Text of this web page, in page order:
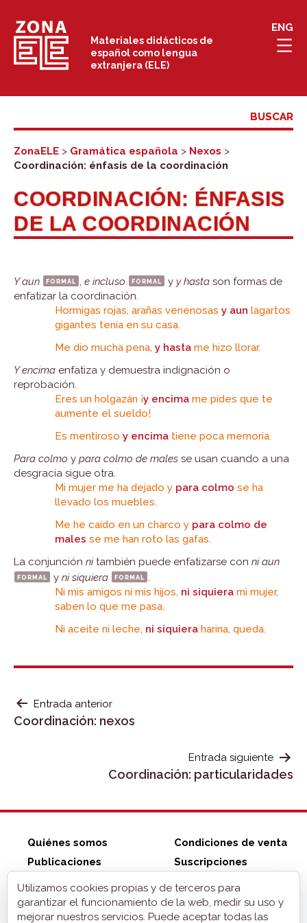
contenido
Materiales didácticos de
español como lengua
extranjera (ELE)
ENG
ZonaELE > Gramática española > Nexos >
Coordinación: énfasis de la coordinación
COORDINACIÓN: ÉNFASIS
DE LA COORDINACIÓN
Y aun formal , e incluso formal y y hasta son formas de
enfatizar la coordinación.
Hormigas rojas, arañas venenosas y aun lagartos
gigantes tenía en su casa.
Me dio mucha pena, y hasta me hizo llorar.
Y encima enfatiza y demuestra indignación o
reprobación.
Eres un holgazán ¡y encima me pides que te
aumente el sueldo!
Es mentiroso y encima tiene poca memoria.
Para colmo y para colmo de males se usan cuando a una
desgracia sigue otra.
Mi mujer me ha dejado y para colmo se ha
llevado los muebles.
Me he caído en un charco y para colmo de
males se me han roto las gafas.
La conjunción nitambién puede enfatizarse con ni aun
formal y ni siquiera formal .
Ni mis amigos ni mis hijos, ni siquiera mi mujer,
saben lo que me pasa.
Ni aceite ni leche, ni siquiera harina, queda.
NAVEGACIÓN
DE
Entrada anterior
Coordinación: nexos
Entrada siguiente
Coordinación: particularidades
Quiénes somos
Publicaciones
Tienda ZonaELE
Condiciones de venta
Suscripciones
Contacto
Aviso legal
Privacidad
Utilizamos cookies propias y de terceros para
garantizar el funcionamiento de la web, medir su uso y
mejorar nuestros servicios. Puede aceptar todas las